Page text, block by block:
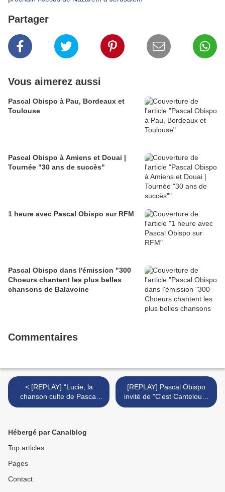
Partager
Vous aimerez aussi
Pascal Obispo à Pau, Bordeaux et
Toulouse
Pascal Obispo à Amiens et Douai |
Tournée "30 ans de succès"
1 heure avec Pascal Obispo sur RFM
Pascal Obispo dans l'émission "300
Choeurs chantent les plus belles
chansons de Balavoine
Commentaires
< [REPLAY] “Lucie, la
chanson culte de Pascal
Obispo” Une star, une
[REPLAY] Pascal Obispo
invité de "C'est Canteloup"
le 5 mai 2017 sur TF1 >
Hébergé par Canalblog
Top articles
Pages
Contact